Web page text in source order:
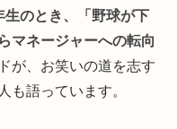
生のとき、「野球が下
マネージャーへの転向
が、お笑いの道を志す
も語っています。